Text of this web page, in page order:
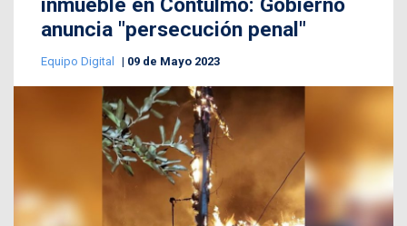
inmueble en Contulmo: Gobierno
anuncia "persecución penal"
Equipo Digital 09 de Mayo 2023